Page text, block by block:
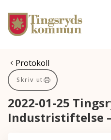
Gå till innehåll
Gå till huvudmeny
Du är här:
Protokoll
Skriv ut
2022-01-25
Industristiftelse